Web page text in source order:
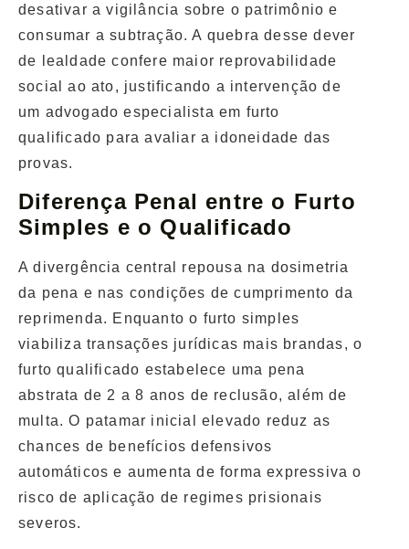
desativar a vigilância sobre o patrimônio e
consumar a subtração. A quebra desse dever
de lealdade confere maior reprovabilidade
social ao ato, justificando a intervenção de
um advogado especialista em furto
qualificado para avaliar a idoneidade das
provas.
Diferença Penal entre o Furto
Simples e o Qualificado
A divergência central repousa na dosimetria
da pena e nas condições de cumprimento da
reprimenda. Enquanto o furto simples
viabiliza transações jurídicas mais brandas, o
furto qualificado estabelece uma pena
abstrata de 2 a 8 anos de reclusão, além de
multa. O patamar inicial elevado reduz as
chances de benefícios defensivos
automáticos e aumenta de forma expressiva o
risco de aplicação de regimes prisionais
severos.